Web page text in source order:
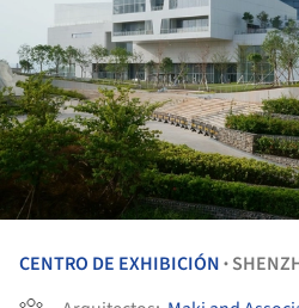
CENTRO DE EXHIBICIÓN •